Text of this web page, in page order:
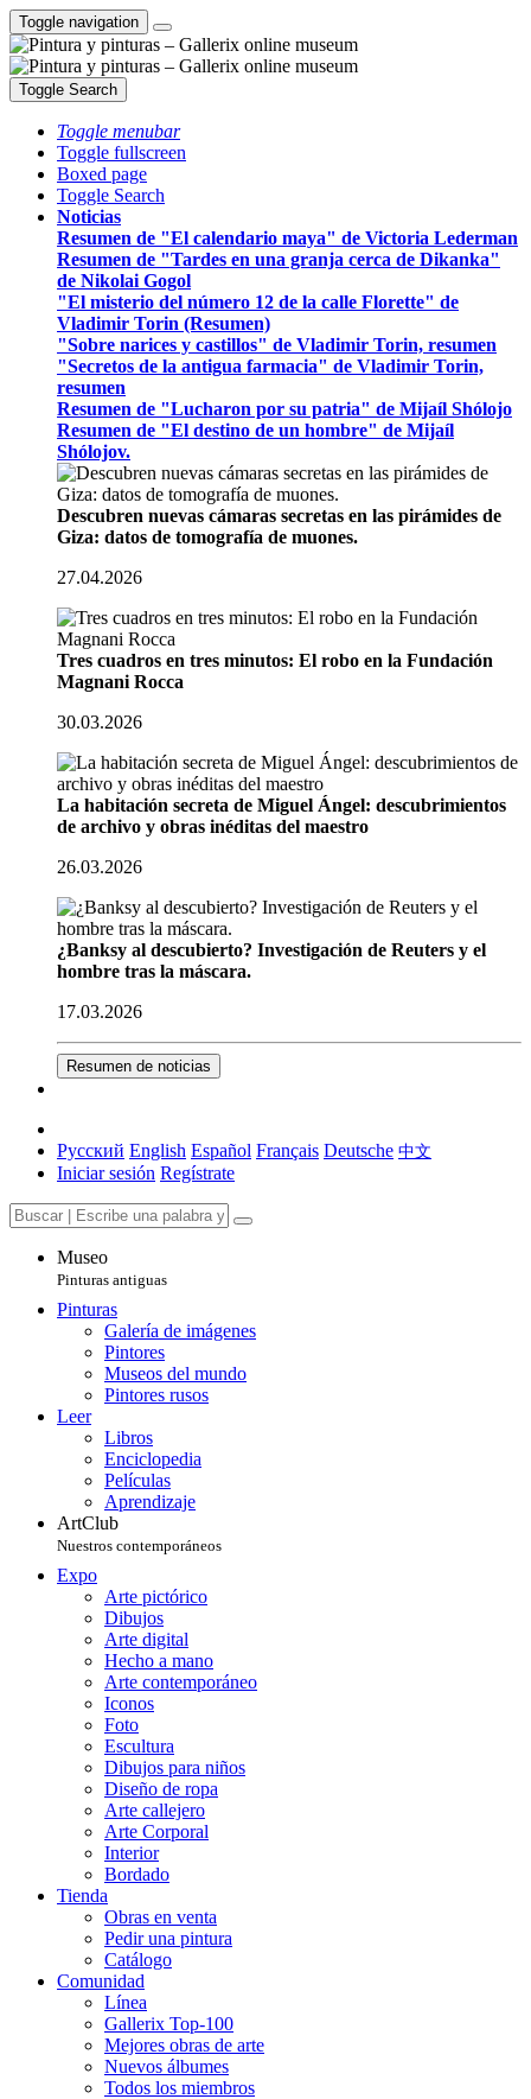
Toggle navigation
Toggle Search
Toggle menubar
Toggle fullscreen
Boxed page
Toggle Search
Noticias
Resumen de "El calendario maya" de Victoria Lederman
Resumen de "Tardes en una granja cerca de Dikanka"
de Nikolai Gogol
"El misterio del número 12 de la calle Florette" de
Vladimir Torin (Resumen)
"Sobre narices y castillos" de Vladimir Torin, resumen
"Secretos de la antigua farmacia" de Vladimir Torin,
resumen
Resumen de "Lucharon por su patria" de Mijaíl Shólojo
Resumen de "El destino de un hombre" de Mijaíl
Shólojov.
Descubren nuevas cámaras secretas en las pirámides de
Giza: datos de tomografía de muones.
27.04.2026
Tres cuadros en tres minutos: El robo en la Fundación
Magnani Rocca
30.03.2026
La habitación secreta de Miguel Ángel: descubrimientos
de archivo y obras inéditas del maestro
26.03.2026
¿Banksy al descubierto? Investigación de Reuters y el
hombre tras la máscara.
17.03.2026
Resumen de noticias
Русский English Español Français Deutsche 中文
Iniciar sesión Regístrate
Museo
Pinturas antiguas
Pinturas
Galería de imágenes
Pintores
Museos del mundo
Pintores rusos
Leer
Libros
Enciclopedia
Películas
Aprendizaje
ArtClub
Nuestros contemporáneos
Expo
Arte pictórico
Dibujos
Arte digital
Hecho a mano
Arte contemporáneo
Iconos
Foto
Escultura
Dibujos para niños
Diseño de ropa
Arte callejero
Arte Corporal
Interior
Bordado
Tienda
Obras en venta
Pedir una pintura
Catálogo
Comunidad
Línea
Gallerix Top-100
Mejores obras de arte
Nuevos álbumes
Todos los miembros